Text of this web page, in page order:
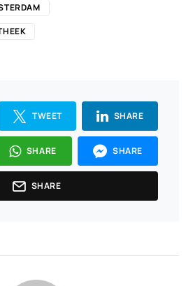
TWEET SHARE
SHARE SHARE
SHARE